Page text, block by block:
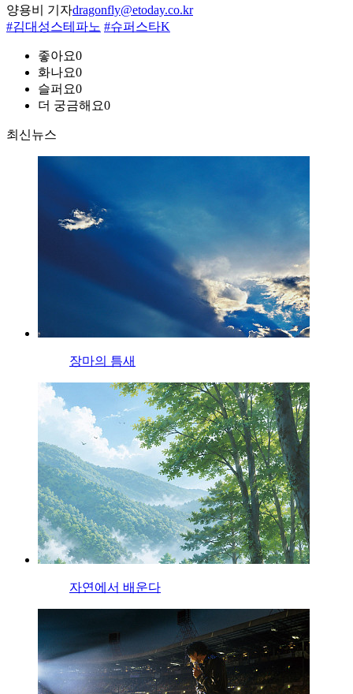
양용비 기자dragonfly@etoday.co.kr
#김대성스테파노 #슈퍼스타K
좋아요0
화나요0
슬퍼요0
더 궁금해요0
최신뉴스
장마의 틈새
자연에서 배운다